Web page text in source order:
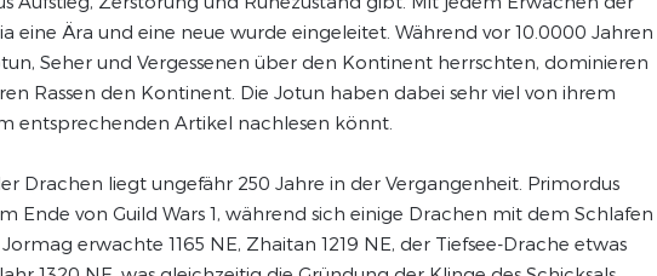
eine Ära und eine neue wurde eingeleitet. Während vor 10.0000 Jahren
Seher und Vergessenen über den Kontinent herrschten, dominieren
Rassen den Kontinent. Die Jotun haben dabei sehr viel von ihrem
entsprechenden Artikel nachlesen könnt.
Drachen liegt ungefähr 250 Jahre in der Vergangenheit. Primordus
Ende von Guild Wars 1, während sich einige Drachen mit dem Schlafen
erwachte 1165 NE, Zhaitan 1219 NE, der Tiefsee-Drache etwas